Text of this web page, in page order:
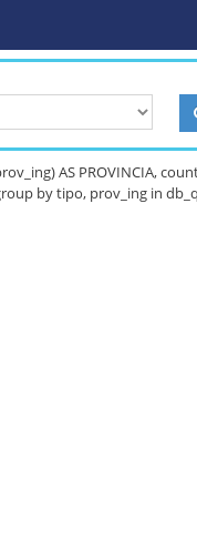
AS PROVINCIA,
by tipo, prov_ing in